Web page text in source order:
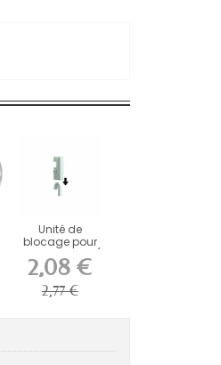
Unité de
blocage pour
tige 4 X 4 mm (
Pour...
2,08 €
2,77 €